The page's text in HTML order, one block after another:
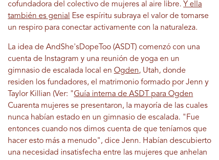
cofundadora del colectivo de mujeres al aire libre. Y ella
también es genial
Ese espíritu subraya el valor de tomarse
un respiro para conectar activamente con la naturaleza.
La idea de AndShe'sDopeToo (ASDT) comenzó con una
cuenta de Instagram y una reunión de yoga en un
gimnasio de escalada local en Ogden, Utah, donde
residen los fundadores, el matrimonio formado por Jenn y
Taylor Killian (Ver: "Guía interna de ASDT para Ogden
Cuarenta mujeres se presentaron, la mayoría de las cuales
nunca habían estado en un gimnasio de escalada. "Fue
entonces cuando nos dimos cuenta de que teníamos que
hacer esto más a menudo", dice Jenn. Habían descubierto
una necesidad insatisfecha entre las mujeres que anhelan